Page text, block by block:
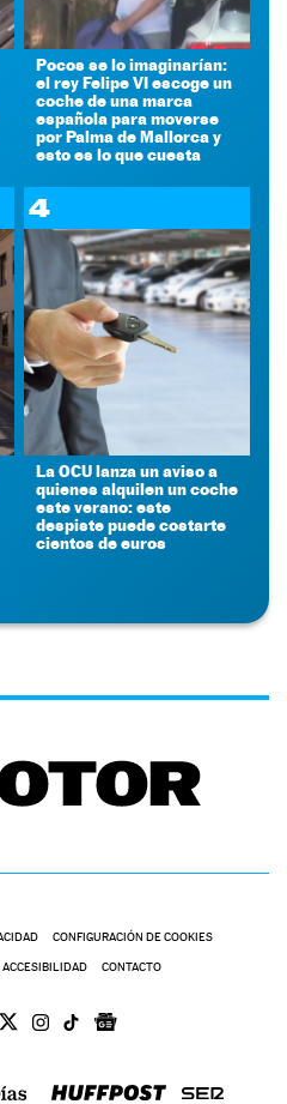
Pocos se lo imaginarían:
el rey Felipe VI escoge un
coche de una marca
española para moverse
por Palma de Mallorca y
esto es lo que cuesta
4
La OCU lanza un aviso a
quienes alquilen un coche
este verano: este
despiste puede costarte
cientos de euros
CONFIGURACIÓN DE COOKIES
ACCESIBILIDAD CONTACTO